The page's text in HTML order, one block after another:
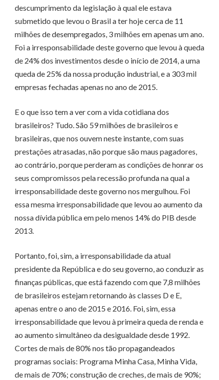
descumprimento da legislação à qual ele estava
submetido que levou o Brasil a ter hoje cerca de 11
milhões de desempregados, 3 milhões em apenas um ano.
Foi a irresponsabilidade deste governo que levou à queda
de 24% dos investimentos desde o início de 2014, a uma
queda de 25% da nossa produção industrial, e a 303 mil
empresas fechadas apenas no ano de 2015.
E o que isso tem a ver com a vida cotidiana dos
brasileiros? Tudo. São 59 milhões de brasileiros e
brasileiras, que nos ouvem neste instante, com suas
prestações atrasadas, não porque são maus pagadores,
ao contrário, porque perderam as condições de honrar os
seus compromissos pela recessão profunda na qual a
irresponsabilidade deste governo nos mergulhou. Foi
essa mesma irresponsabilidade que levou ao aumento da
nossa dívida pública em pelo menos 14% do PIB desde
2013.
Portanto, foi, sim, a irresponsabilidade da atual
presidente da República e do seu governo, ao conduzir as
finanças públicas, que está fazendo com que 7,8 milhões
de brasileiros estejam retornando às classes D e E,
apenas entre o ano de 2015 e 2016. Foi, sim, essa
irresponsabilidade que levou à primeira queda de renda e
ao aumento simultâneo da desigualdade desde 1992.
Cortes de mais de 80% nos tão propagandeados
programas sociais: Programa Minha Casa, Minha Vida,
de mais de 70%; construção de creches, de mais de 90%;